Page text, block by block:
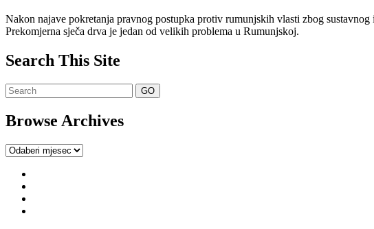
Nakon najave pokretanja pravnog postupka protiv rumunjskih vlasti zbog
Prekomjerna sječa drva je jedan od velikih problema u Rumunjskoj.
Search This Site
Browse Archives
Browse